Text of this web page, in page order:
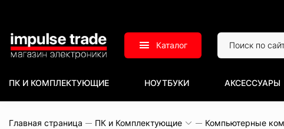
Каталог
ПК И КОМПЛЕКТУЮЩИЕ НОУТБУКИ АКСЕССУАРЫ
Главная страница ПК и Комплектующие Компьютерные